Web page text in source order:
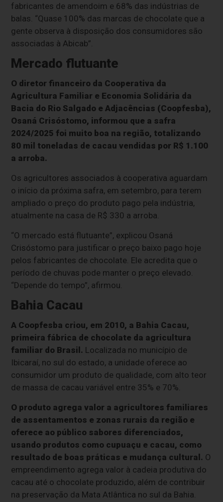
fabricantes de amendoim e 68% das indústrias de
balas. “Quase 100% das marcas de chocolate que a
gente observa à disposição dos consumidores são
associadas à Abicab”.
Mercado flutuante
O diretor financeiro da Cooperativa da
Agricultura Familiar e Economia Solidária da
Bacia do Rio Salgado e Adjacências (Coopfesba),
Osaná Crisóstomo, informou que a safra
2024/2025 foi muito boa na região, totalizando
80 mil toneladas de cacau vendidas por R$ 1.100
a arroba.
Os agricultores associados à cooperativa aguardam
o início da próxima safra, em setembro, para terem
ampliado o preço do produto pago pela indústria,
atualmente na casa de R$ 330 a arroba.
“O mercado está flutuante”, explicou Osaná
Crisóstomo para justificar o preço baixo pago hoje
pelos fabricantes de chocolate. Ele acredita que o
período de chuvas pode manter o preço elevado.
“Depende do tempo”, afirmou.
Bahia Cacau
A Coopfesba criou, em 2010, a Bahia Cacau,
primeira fábrica de chocolate da agricultura
familiar do Brasil. Localizada no município de
Ibicaraí, no sul do estado, a unidade oferece ao
consumidor um produto de qualidade, com alto teor
de massa de cacau variável entre 35% e 70%.
O produto agrega valor a agricultores familiares
de assentamentos e zonas rurais da região e
oferece ao público sabores diferenciados,
usando produtos como cupuaçu e cacau, como
resultado de boas práticas e mudança cultural. O
empreendimento agrega valor à cadeia produtiva do
cacau até o chocolate produzido, além de contribuir
na preservação da Mata Atlântica no sul da Bahia.